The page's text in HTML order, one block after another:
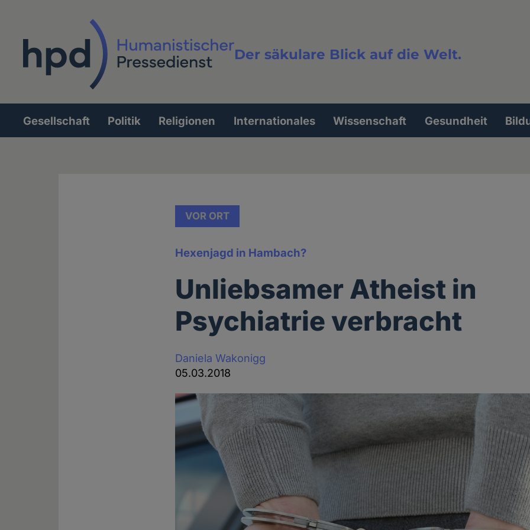
Der säkulare Blick auf die Welt.
Volltextsuche
Hauptnavigation
Gesellschaft Politik Religionen Internationales Wissenschaft Gesundheit
VOR ORT
Hexenjagd in Hambach?
Unliebsamer Atheist in
Psychiatrie verbracht
Daniela Wakonigg
05.03.2018